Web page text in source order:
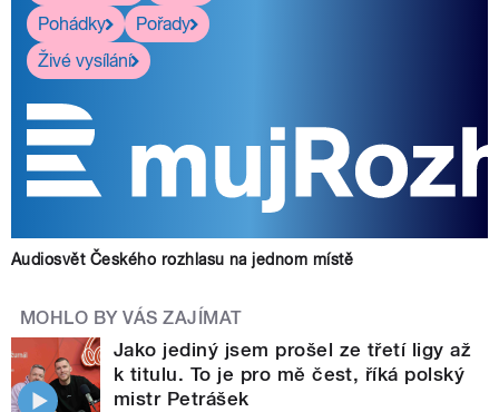
Pohádky
Pořady
Živé vysílání
Audiosvět Českého rozhlasu na jednom místě
MOHLO BY VÁS ZAJÍMAT
Jako jediný jsem prošel ze třetí ligy až
k titulu. To je pro mě čest, říká polský
mistr Petrášek